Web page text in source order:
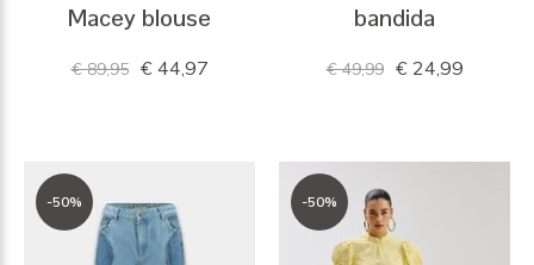
Macey blouse
€ 89,95 € 44,97
bandida
€ 49,99 € 24,99
-50% -50%